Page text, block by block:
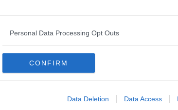
Personal Data Processing Opt Outs
CONFIRM
Data Deletion Data Access
«Nidi Gratis» 2025
Mario Spina
RUBRICHE